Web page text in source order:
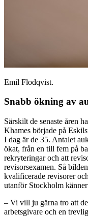
Emil Flodqvist.
Snabb ökning av
Särskilt de senaste åren
Khames började på
I dag är de 35. Antalet
ökat, från en till fem på
rekryteringar och att
revisorsexamen. Så
kvalificerade revisorer
utanför Stockholm
– Vi vill ju gärna tro att
arbetsgivare och en